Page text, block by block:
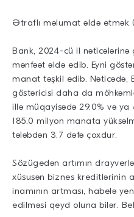
Ətraflı məlumat əldə etmək
Bank, 2024-cü il
mənfəət əldə edib. Eyni
manat təşkil edib. Nəticədə,
göstəricisi daha da
illə müqayisədə 29.0% və
185.0 milyon manata
tələbdən 3.7 dəfə çoxdur.
Sözügedən artımın
xüsusən biznes kreditlərinin
inamının artması, habelə
edilməsi qeyd oluna bilər.